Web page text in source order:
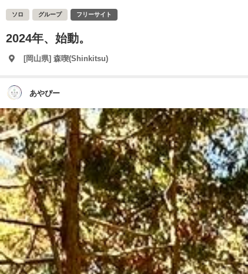
ソロ グループ フリーサイト
2024年、始動。
[岡山県] 森喫(Shinkitsu)
あやぴー